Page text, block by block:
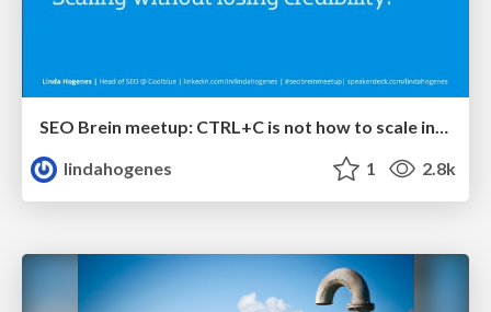
SEO Brein meetup: CTRL+C is not how to scale international SEO
lindahogenes
1 2.8k